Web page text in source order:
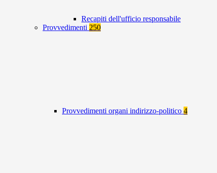
Recapiti dell'ufficio responsabile
Provvedimenti 250
Provvedimenti organi indirizzo-politico 4